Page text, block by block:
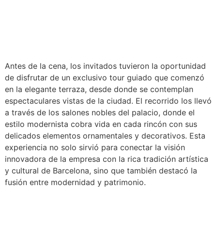
Antes de la cena, los invitados tuvieron la oportunidad
de disfrutar de un exclusivo tour guiado que comenzó
en la elegante terraza, desde donde se contemplan
espectaculares vistas de la ciudad. El recorrido los llevó
a través de los salones nobles del palacio, donde el
estilo modernista cobra vida en cada rincón con sus
delicados elementos ornamentales y decorativos. Esta
experiencia no solo sirvió para conectar la visión
innovadora de la empresa con la rica tradición artística
y cultural de Barcelona, sino que también destacó la
fusión entre modernidad y patrimonio.